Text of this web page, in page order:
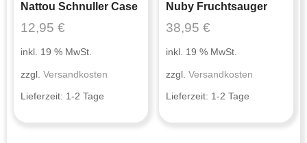
Nattou Schnuller Case
12,95 €
inkl. 19 % MwSt.
zzgl. Versandkosten
Lieferzeit: 1-2 Tage
Nuby Fruchtsauger
38,95€
inkl. 19 % MwSt.
zzgl.Versandkosten
Lieferzeit: 1-2 Tage